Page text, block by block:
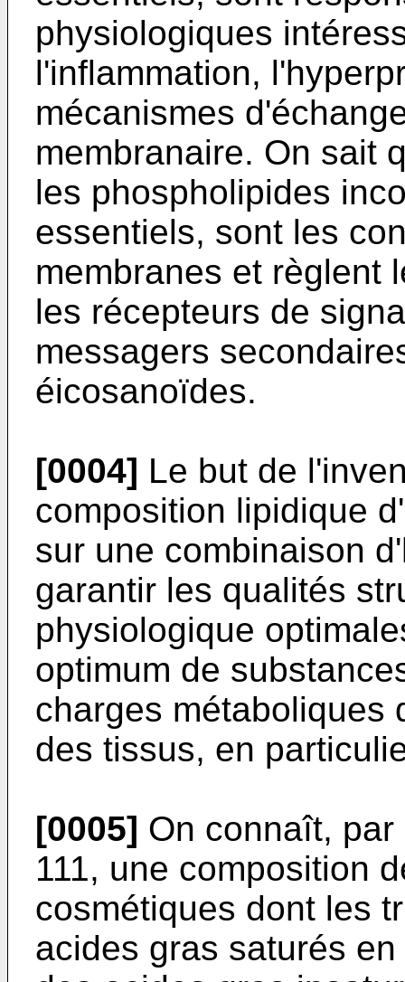
physiologiques
l'inflammation,
mécanismes
membranaire. On sait
les phospholipides
essentiels, sont les
membranes et règlent
les récepteurs de
messagers
éicosanoïdes.
[0004] Le but de
composition lipidique
sur une combinaison
garantir les qualités
physiologique
optimum de
charges métaboliques
des tissus, en
[0005] On connaît,
111, une composition
cosmétiques dont les
acides gras saturés